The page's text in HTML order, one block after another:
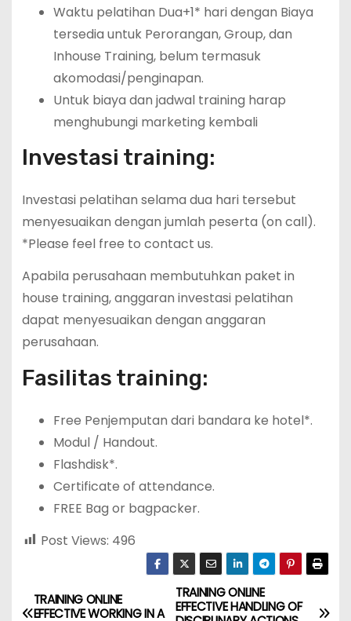
Waktu pelatihan Dua+1* hari dengan Biaya
tersedia untuk Perorangan, Group, dan
Inhouse Training, belum termasuk
akomodasi/penginapan.
Untuk biaya dan jadwal training harap
menghubungi marketing kembali
Investasi training:
Investasi pelatihan selama dua hari tersebut
menyesuaikan dengan jumlah peserta (on call).
*Please feel free to contact us.
Apabila perusahaan membutuhkan paket in
house training, anggaran investasi pelatihan
dapat menyesuaikan dengan anggaran
perusahaan.
Fasilitas training:
Free Penjemputan dari bandara ke hotel*.
Modul / Handout.
Flashdisk*.
Certificate of attendance.
FREE Bag or bagpacker.
Post Views: 496
P
TRAINING ONLINE
EFFECTIVE HANDLING OF
TRAINING ONLINE
EFFECTIVE WORKING IN A